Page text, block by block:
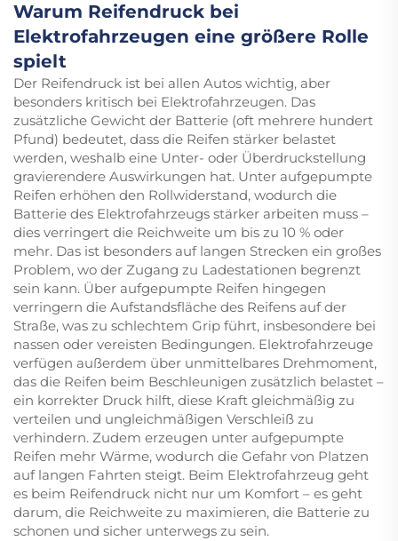
Warum Reifendruck bei
Elektrofahrzeugen eine größere Rolle
spielt
Der Reifendruck ist bei allen Autos wichtig, aber
besonders kritisch bei Elektrofahrzeugen. Das
zusätzliche Gewicht der Batterie (oft mehrere hundert
Pfund) bedeutet, dass die Reifen stärker belastet
werden, weshalb eine Unter- oder Überdruckstellung
gravierendere Auswirkungen hat. Unter aufgepumpte
Reifen erhöhen den Rollwiderstand, wodurch die
Batterie des Elektrofahrzeugs stärker arbeiten muss –
dies verringert die Reichweite um bis zu 10 % oder
mehr. Das ist besonders auf langen Strecken ein großes
Problem, wo der Zugang zu Ladestationen begrenzt
sein kann. Über aufgepumpte Reifen hingegen
verringern die Aufstandsfläche des Reifens auf der
Straße, was zu schlechtem Grip führt, insbesondere bei
nassen oder vereisten Bedingungen. Elektrofahrzeuge
verfügen außerdem über unmittelbares Drehmoment,
das die Reifen beim Beschleunigen zusätzlich belastet –
ein korrekter Druck hilft, diese Kraft gleichmäßig zu
verteilen und ungleichmäßigen Verschleiß zu
verhindern. Zudem erzeugen unter aufgepumpte
Reifen mehr Wärme, wodurch die Gefahr von Platzen
auf langen Fahrten steigt. Beim Elektrofahrzeug geht
es beim Reifendruck nicht nur um Komfort – es geht
darum, die Reichweite zu maximieren, die Batterie zu
schonen und sicher unterwegs zu sein.